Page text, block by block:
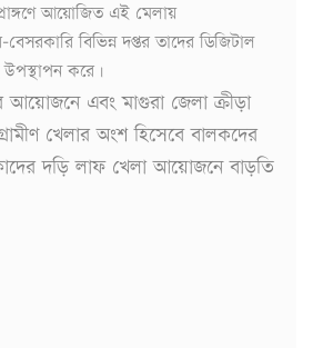
আয়োজিত এই মেলায়
বিভিন্ন দপ্তর তাদের ডিজিটাল
উপস্থাপন করে।
আয়োজনে এবং মাগুরা জেলা ক্রীড়া
খেলার অংশ হিসেবে বালকদের
দড়ি লাফ খেলা আয়োজনে বাড়তি